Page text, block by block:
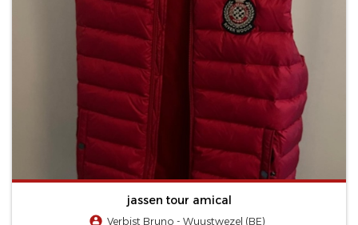
jassen tour amical
Verbist Bruno - Wuustwezel (BE)